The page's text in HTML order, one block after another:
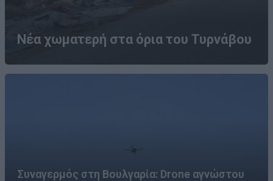
Νέα χωματερή στα όρια του Τυρνάβου
Συναγερμός στη Βουλγαρία: Drone αγνώστου